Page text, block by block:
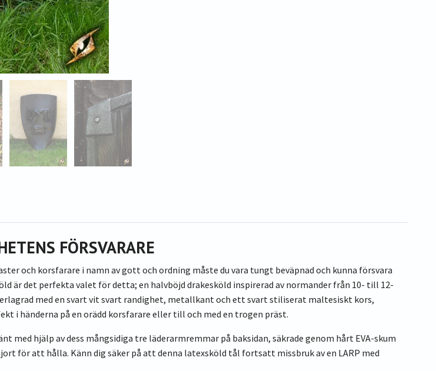
FÖRSVARARE
och korsfarare i namn av gott och ordning måste du vara tungt beväpnad och kunna försvara
är det perfekta valet för detta; en halvböjd drakesköld inspirerad av normander från 10- till 12-
med en svart vit svart randighet, metallkant och ett svart stiliserat maltesiskt kors,
i händerna på en orädd korsfarare eller till och med en trogen präst.
med hjälp av dess mångsidiga tre läderarmremmar på baksidan, säkrade genom hårt EVA-skum
för att hålla. Känn dig säker på att denna latexsköld tål fortsatt missbruk av en LARP med